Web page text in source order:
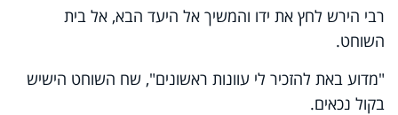
רבי הירש לחץ את ידו והמשיך אל היעד הבא, אל בית
השוחט.
"מדוע באת להזכיר לי עוונות ראשונים", שח השוחט הישיש
בקול נכאים.